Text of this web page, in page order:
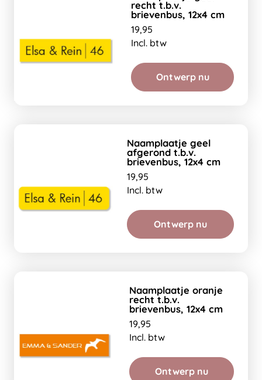
recht t.b.v.
brievenbus, 12x4 cm
19,95
Incl. btw
Ontwerp nu
Naamplaatje geel
afgerond t.b.v.
brievenbus, 12x4 cm
19,95
Incl. btw
Ontwerp nu
Naamplaatje oranje
recht t.b.v.
brievenbus, 12x4 cm
19,95
Incl. btw
Ontwerp nu